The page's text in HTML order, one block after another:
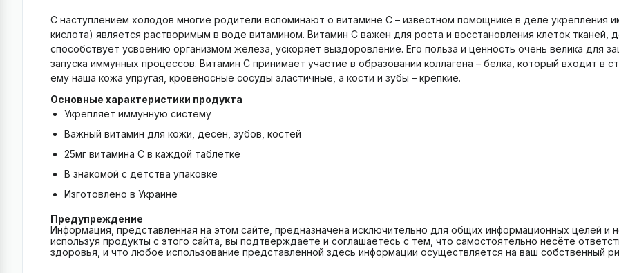
С наступлением холодов многие родители вспоминают о витамине С – известном помощнике в деле укрепления
кислота) является растворимым в воде витамином. Витамин С важен для роста и восстановления клеток тканей,
способствует усвоению организмом железа, ускоряет выздоровление. Его польза и ценность очень велика для
запуска иммунных процессов. Витамин С принимает участие в образовании коллагена – белка, который входит в
ему наша кожа упругая, кровеносные сосуды эластичные, а кости и зубы – крепкие.
Основные характеристики продукта
Укрепляет иммунную систему
Важный витамин для кожи, десен, зубов, костей
25мг витамина С в каждой таблетке
В знакомой с детства упаковке
Изготовлено в Украине
Предупреждение
Информация, представленная на этом сайте, предназначена исключительно для общих информационных целей и
используя продукты с этого сайта, вы подтверждаете и соглашаетесь с тем, что самостоятельно несёте
здоровья, и что любое использование представленной здесь информации осуществляется на ваш собственный